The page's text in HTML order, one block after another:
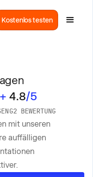
Kostenlos testen
+ 4.8/5
G2 BEWERTUNG
mit unseren
auffälligen